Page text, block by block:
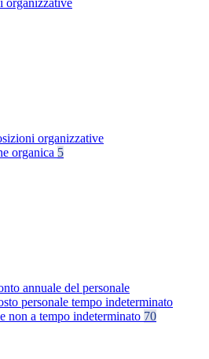
organizzative
organizzative
organica 5
annuale del personale
personale tempo indeterminato
non a tempo indeterminato 70